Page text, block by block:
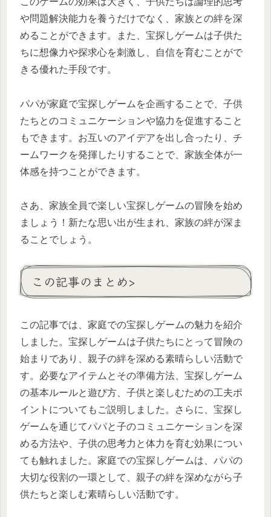
や問題解決能力を養うだけでなく、家族との絆を深
めることができます。また、宝探しゲームは子供た
ちに想像力や探求心を刺激し、自信を育むことがで
きる優れた手段です。
パパが家庭で宝探しゲームを企画することで、子供
たちとのコミュニケーションや協力を促進すること
もできます。お互いのアイデアを出し合ったり、チ
ームワークを発揮したりすることで、家族全体が一
体感を持つことができます。
さあ、家族全員で楽しい宝探しゲームの冒険を始め
ましょう！新たな思い出が生まれ、家族の絆が深ま
ることでしょう。
この記事のまとめ>
この記事では、家庭での宝探しゲームの魅力を紹介
しました。宝探しゲームは子供たちにとって冒険の
始まりであり、親子の絆を深める素晴らしい活動で
す。必要なアイテムとその準備方法、宝探しゲーム
の基本ルールと遊び方、子供と楽しむための工夫ポ
イントについてもご説明しました。さらに、宝探し
ゲームを通じてパパと子のコミュニケーションを深
める方法や、子供の思考力と体力を育む効果につい
ても触れました。家庭での宝探しゲームは、パパの
大切な役割の一環として、親子の絆を深めながら子
供たちと楽しむ素晴らしい活動です。